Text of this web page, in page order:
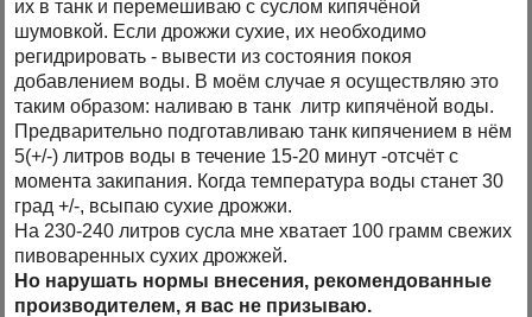
их в танк и перемешиваю с суслом кипячёной
шумовкой. Если дрожжи сухие, их необходимо
регидрировать - вывести из состояния покоя
добавлением воды. В моём случае я осуществляю это
таким образом: наливаю в танк литр кипячёной воды.
Предварительно подготавливаю танк кипячением в нём
5(+/-) литров воды в течение 15-20 минут -отсчёт с
момента закипания. Когда температура воды станет 30
град +/-, всыпаю сухие дрожжи.
На 230-240 литров сусла мне хватает 100 грамм свежих
пивоваренных сухих дрожжей.
Но нарушать нормы внесения, рекомендованные
производителем, я вас не призываю.